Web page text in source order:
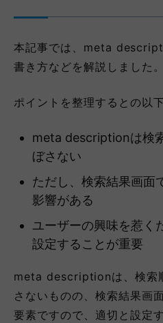
本記事では、meta
書き方などを解説しました。
ポイントを整理するとの以
meta descriptionは検
ぼさない
ただし、検索結果画面
影響がある
ユーザーの興味を惹く
設定することが重要
meta descriptionは、検索
さないものの、検索結果画
要素ですので、適切と設定